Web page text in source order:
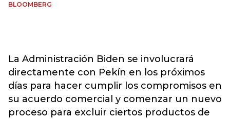
BLOOMBERG
La Administración Biden se involucrará
directamente con Pekín en los próximos
días para hacer cumplir los compromisos en
su acuerdo comercial y comenzar un nuevo
proceso para excluir ciertos productos de